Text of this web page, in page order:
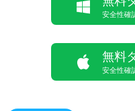
安全性確
無料
安全性確